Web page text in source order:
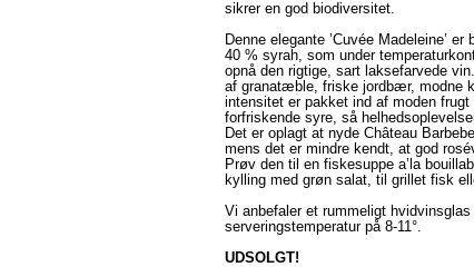
sikrer en god biodiversitet.
Denne elegante ’Cuvée Madeleine’
40 % syrah, som under
opnå den rigtige, sart laksefarvede
af granatæble, friske jordbær, modne
intensitet er pakket ind af moden
forfriskende syre, så
Det er oplagt at nyde Château
mens det er mindre kendt, at god
Prøv den til en fiskesuppe a’la
kylling med grøn salat, til grillet fisk
Vi anbefaler et rummeligt hvidvinsglas
serveringstemperatur på 8-11°.
UDSOLGT!